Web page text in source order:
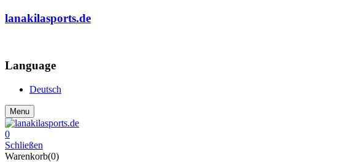
lanakilasports.de
Language
Deutsch
Menu
0
Schließen
Warenkorb(0)